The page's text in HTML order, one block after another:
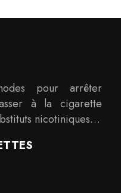
pour arrêter
à la cigarette
nicotiniques…